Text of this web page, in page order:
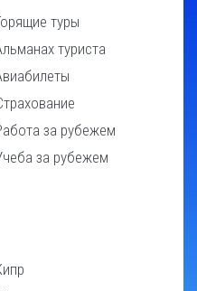
туры
туриста
за рубежем
за рубежем